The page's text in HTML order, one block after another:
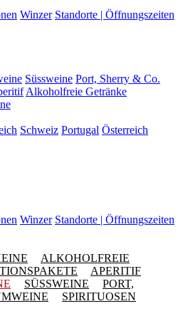
Winzer Standorte | Öffnungszeiten
Süssweine Port, Sherry & Co.
Alkoholfreie Getränke
Schweiz Portugal Österreich
Winzer Standorte | Öffnungszeiten
ALKOHOLFREIE
APERITIF
SÜSSWEINE
PORT,
SPIRITUOSEN